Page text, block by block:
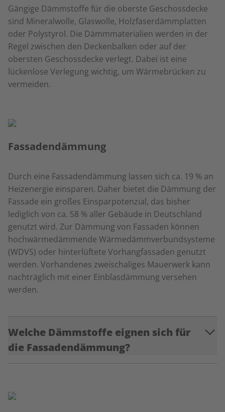
Gängige Dämmstoffe für die oberste Geschossdecke
sind Mineralwolle, Glaswolle, Holzfaserdämmplatten
oder Polystyrol. Die Dämmmaterialien werden in der
Regel zwischen den Deckenbalken oder auf der
obersten Geschossdecke verlegt. Dabei ist eine
lückenlose Verlegung wichtig, um Wärmebrücken zu
vermeiden.
Fassadendämmung
Durch eine Fassadendämmung lassen sich ca. 19 % an
Heizenergie einsparen. Daher bietet die Dämmung der
Fassade ein großes Einsparpotenzial, das bisher
lediglich von ca. 58 % aller Gebäude in Deutschland
genutzt wird. Zur Dämmung von Fassaden können
hochwärmedämmende Wärmedämmverbundsysteme
(WDVS) oder hinterlüftete Vorhangfassaden genutzt
werden. Vorhandenes zweischaliges Mauerwerk kann
nachträglich mit einer Einblasdämmung versehen
werden.
Welche Dämmstoffe eignen sich für
die Fassadendämmung?